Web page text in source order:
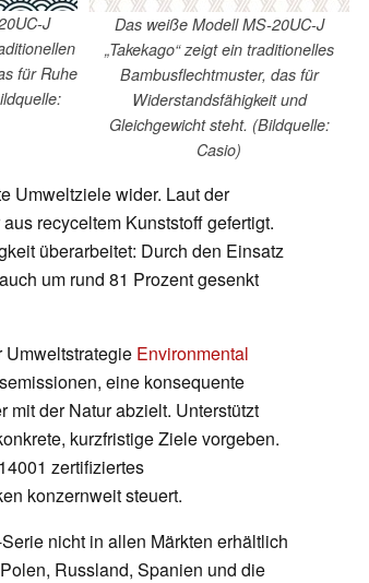
J
für Ruhe
Das weiße Modell MS-20UC-J
„Takekago“ zeigt ein traditionelles
Bambusflechtmuster, das für
Widerstandsfähigkeit und
Gleichgewicht steht. (Bildquelle:
Casio)
Umweltziele wider. Laut der
recyceltem Kunststoff gefertigt.
überarbeitet: Durch den Einsatz
um rund 81 Prozent gesenkt
Environmental
eine konsequente
mit der Natur abzielt. Unterstützt
kurzfristige Ziele vorgeben.
zertifiziertes
konzernweit steuert.
nicht in allen Märkten erhältlich
Russland, Spanien und die